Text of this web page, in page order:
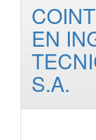
EN
S.A.